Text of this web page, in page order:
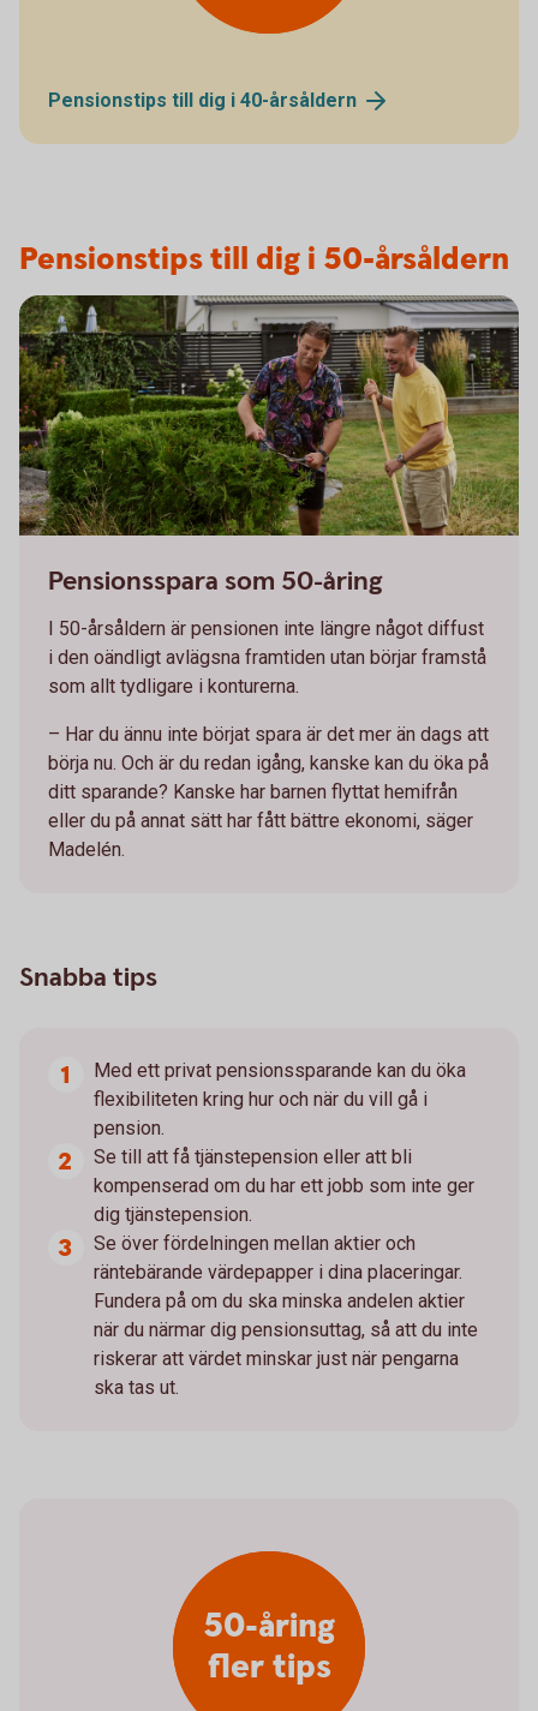
Pensionstips till dig i 40-årsåldern
Pensionstips till dig i 50-årsåldern
Pensionsspara som 50-åring
I 50-årsåldern är pensionen inte längre något diffust
i den oändligt avlägsna framtiden utan börjar framstå
som allt tydligare i konturerna.
– Har du ännu inte börjat spara är det mer än dags att
börja nu. Och är du redan igång, kanske kan du öka på
ditt sparande? Kanske har barnen flyttat hemifrån
eller du på annat sätt har fått bättre ekonomi, säger
Madelén.
Snabba tips
Med ett privat pensionssparande kan du öka
flexibiliteten kring hur och när du vill gå i
pension.
Se till att få tjänstepension eller att bli
kompenserad om du har ett jobb som inte ger
dig tjänstepension.
Se över fördelningen mellan aktier och
räntebärande värdepapper i dina placeringar.
Fundera på om du ska minska andelen aktier
när du närmar dig pensionsuttag, så att du inte
riskerar att värdet minskar just när pengarna
ska tas ut.
50-åring
fler tips